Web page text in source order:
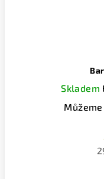
Skladem